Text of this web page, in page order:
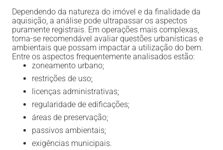
Dependendo da natureza do imóvel e da finalidade da
aquisição, a análise pode ultrapassar os aspectos
puramente registrais. Em operações mais complexas,
torna-se recomendável avaliar questões urbanísticas e
ambientais que possam impactar a utilização do bem.
Entre os aspectos frequentemente analisados estão:
zoneamento urbano;
restrições de uso;
licenças administrativas;
regularidade de edificações;
áreas de preservação;
passivos ambientais;
exigências municipais.